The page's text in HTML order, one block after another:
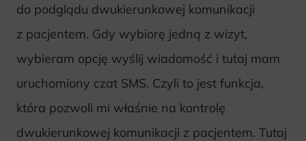
do podglądu dwukierunkowej komunikacji
z pacjentem. Gdy wybiorę jedną z wizyt,
wybieram opcję wyślij wiadomość i tutaj mam
uruchomiony czat SMS. Czyli to jest funkcja,
która pozwoli mi właśnie na kontrolę
dwukierunkowej komunikacji z pacjentem. Tutaj